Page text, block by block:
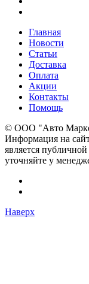
Главная
Новости
Статьи
Доставка
Оплата
Акции
Контакты
Помощь
© OOO "Авто
Информация на
является
уточняйте у
Наверх